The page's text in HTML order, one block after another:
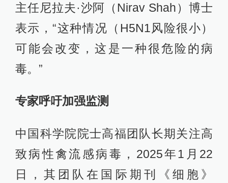
主任尼拉夫·沙阿（Nirav Shah）博士
表示，“这种情况（H5N1风险很小）
可能会改变，这是一种很危险的病
毒。”
专家呼吁加强监测
中国科学院院士高福团队长期关注高
致病性禽流感病毒，2025年1月22
日，其团队在国际期刊《细胞》